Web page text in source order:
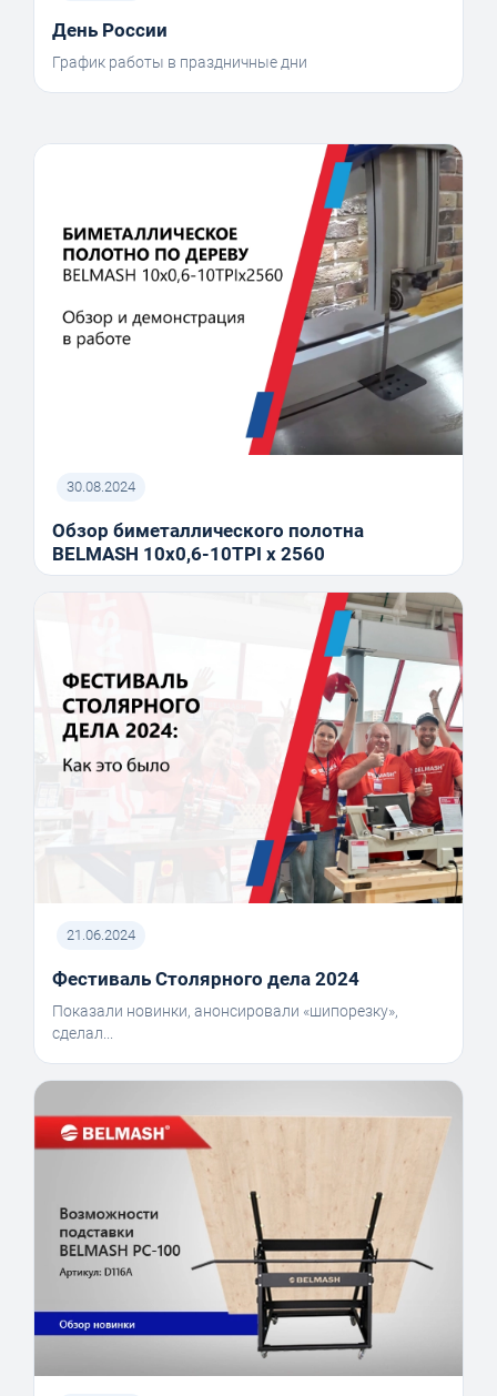
День России
График работы в праздничные дни
30.08.2024
Обзор биметаллического полотна
BELMASH 10x0,6-10TPI x 2560
21.06.2024
Фестиваль Столярного дела 2024
Показали новинки, анонсировали «шипорезку»,
сделал...